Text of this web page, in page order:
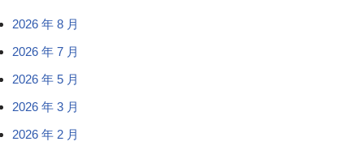
2026 年 8 月
2026 年 7 月
2026 年 5 月
2026 年 3 月
2026 年 2 月